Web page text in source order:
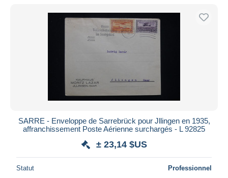
SARRE - Enveloppe de Sarrebrück pour Jllingen en 1935,
affranchissement Poste Aérienne surchargés - L 92825
± 23,14 $US
Statut Professionnel